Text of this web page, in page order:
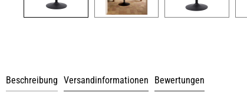
Beschreibung Versandinformationen Bewertungen